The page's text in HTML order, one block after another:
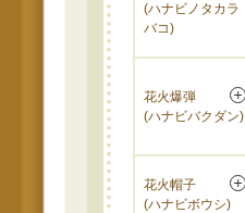
(ハナビノタカラ
バコ)
花火爆弾
(ハナビバクダン)
花火帽子
(ハナビボウシ)